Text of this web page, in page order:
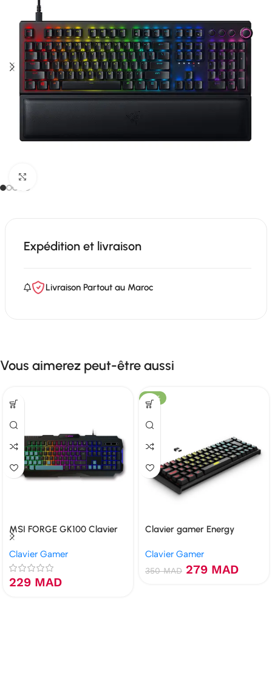
Expédition et livraison
Livraison Partout au Maroc
Vous aimerez peut-être aussi
MSI FORGE GK100 Clavier
Clavier Gamer
229 MAD
-20%
Clavier gamer Energy
WIRELESS
Clavier Gamer
350MAD 279 MAD